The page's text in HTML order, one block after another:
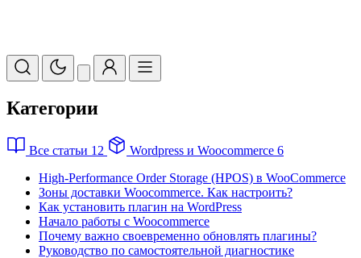
Категории
Все статьи 12 Wordpress и Woocommerce 6
High-Performance Order Storage (HPOS) в WooCommerce
Зоны доставки Woocommerce. Как настроить?
Как установить плагин на WordPress
Начало работы с Woocommerce
Почему важно своевременно обновлять плагины?
Руководство по самостоятельной диагностике